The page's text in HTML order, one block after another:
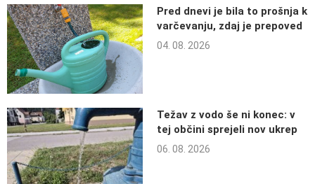
Pred dnevi je bila to prošnja k
varčevanju, zdaj je prepoved
04. 08. 2026
Težav z vodo še ni konec: v
tej občini sprejeli nov ukrep
06. 08. 2026